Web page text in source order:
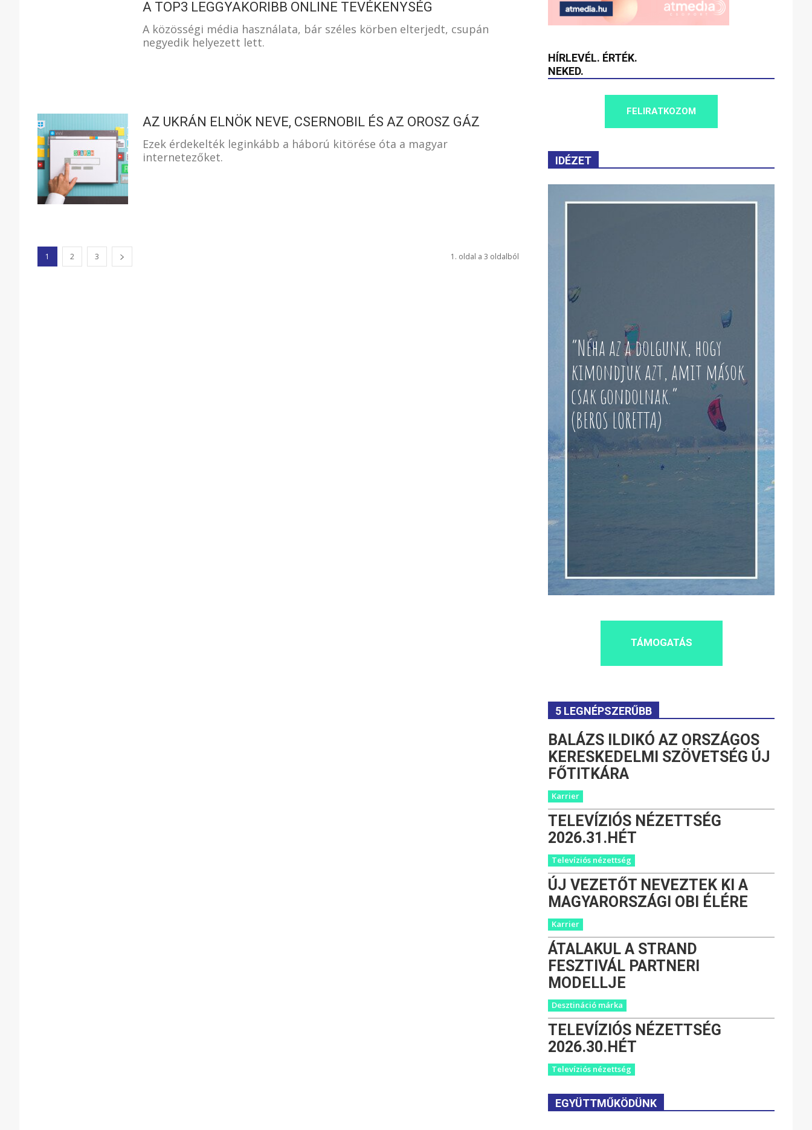
A TOP3 LEGGYAKORIBB ONLINE TEVÉKENYSÉG
A közösségi média használata, bár széles körben elterjedt, csupán
negyedik helyezett lett.
AZ UKRÁN ELNÖK NEVE, CSERNOBIL ÉS AZ OROSZ GÁZ
Ezek érdekelték leginkább a háború kitörése óta a magyar
internetezőket.
1 2 3 1. oldal a 3 oldalból
HÍRLEVÉL. ÉRTÉK.
NEKED.
FELIRATKOZOM
IDÉZET
“Néha az a dolgunk, hogy
kimondjuk azt, amit mások
csak gondolnak.”
(BEROS LORETTA)
TÁMOGATÁS
5 LEGNÉPSZERŰBB
BALÁZS ILDIKÓ AZ ORSZÁGOS
KERESKEDELMI SZÖVETSÉG ÚJ
FŐTITKÁRA
Karrier
TELEVÍZIÓS NÉZETTSÉG
2026.31.HÉT
Televíziós nézettség
ÚJ VEZETŐT NEVEZTEK KI A
MAGYARORSZÁGI OBI ÉLÉRE
Karrier
ÁTALAKUL A STRAND
FESZTIVÁL PARTNERI
MODELLJE
Desztináció márka
TELEVÍZIÓS NÉZETTSÉG
2026.30.HÉT
Televíziós nézettség
EGYÜTTMŰKÖDÜNK